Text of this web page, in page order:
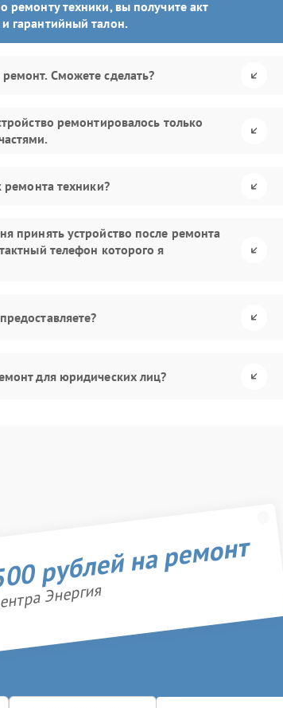
ремонту техники, вы получите акт
гарантийный талон.
Сможете сделать?
ремонтировалось только
ремонта техники?
принять устройство после ремонта
телефон которого я
для юридических лиц?
рублей на ремонт
Энергия